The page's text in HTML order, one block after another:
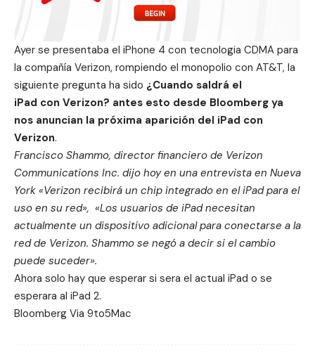
Ayer se presentaba el iPhone 4 con tecnologia CDMA para
la compañía Verizon, rompiendo el monopolio con AT&T, la
siguiente pregunta ha sido ¿Cuando saldrá el
iPad con Verizon? antes esto desde Bloomberg ya
nos anuncian la próxima aparición del iPad con
Verizon.
Francisco Shammo, director financiero de Verizon
Communications Inc. dijo hoy en una entrevista en Nueva
York «Verizon recibirá un chip integrado en el iPad para el
uso en su red», «Los usuarios de iPad necesitan
actualmente un dispositivo adicional para conectarse a la
red de Verizon. Shammo se negó a decir si el cambio
puede suceder».
Ahora solo hay que esperar si sera el actual iPad o se
esperara al iPad 2.
Bloomberg Via 9to5Mac